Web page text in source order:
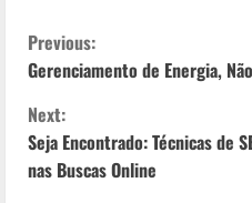
C
o
n
t
Previous:
Gerenciamento de Energia,
Next:
Seja Encontrado: Técnicas de
nas Buscas Online